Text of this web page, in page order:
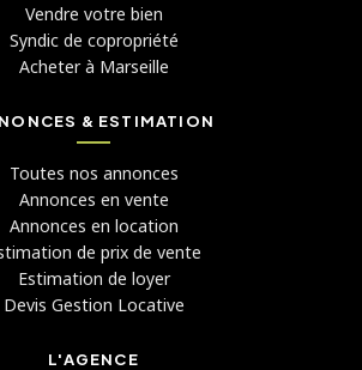
Vendre votre bien
Syndic de copropriété
Acheter à Marseille
& ESTIMATION
Toutes nos annonces
Annonces en vente
Annonces en location
de prix de vente
Estimation de loyer
Devis Gestion Locative
L'AGENCE